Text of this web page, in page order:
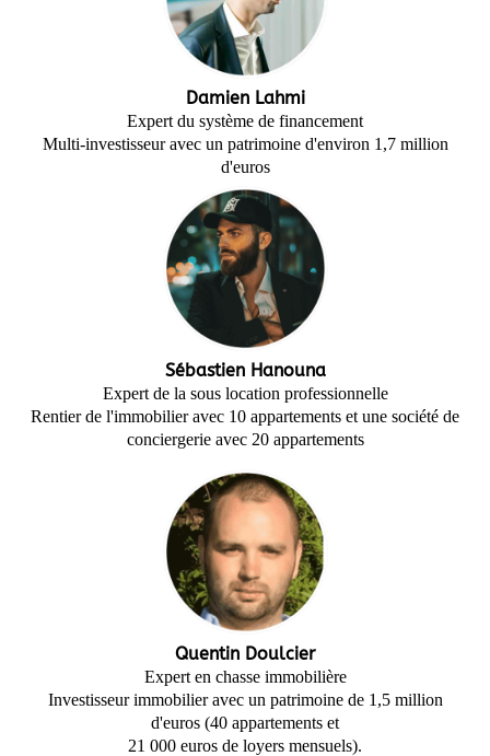
Damien Lahmi
Expert du système de financement
Multi-investisseur avec un patrimoine d'environ 1,7 million
d'euros
Sébastien Hanouna
Expert de la sous location professionnelle
Rentier de l'immobilier avec 10 appartements et une société de
conciergerie avec 20 appartements
Quentin Doulcier
Expert en chasse immobilière
Investisseur immobilier avec un patrimoine de 1,5 million
d'euros (40 appartements et
21 000 euros de loyers mensuels).